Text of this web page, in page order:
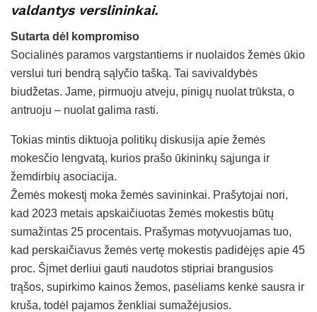
valdantys verslininkai.
Sutarta dėl kompromiso
Socialinės paramos vargstantiems ir nuolaidos žemės ūkio
verslui turi bendrą sąlyčio tašką. Tai savivaldybės
biudžetas. Jame, pirmuoju atveju, pinigų nuolat trūksta, o
antruoju – nuolat galima rasti.
Tokias mintis diktuoja politikų diskusija apie žemės
mokesčio lengvatą, kurios prašo ūkininkų sąjunga ir
žemdirbių asociacija.
Žemės mokestį moka žemės savininkai. Prašytojai nori,
kad 2023 metais apskaičiuotas žemės mokestis būtų
sumažintas 25 procentais. Prašymas motyvuojamas tuo,
kad perskaičiavus žemės vertę mokestis padidėjęs apie 45
proc. Šįmet derliui gauti naudotos stipriai brangusios
trąšos, supirkimo kainos žemos, pasėliams kenkė sausra ir
kruša, todėl pajamos ženkliai sumažėjusios.